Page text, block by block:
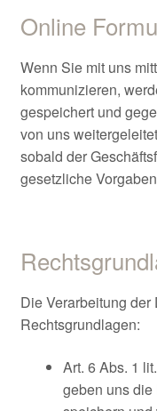
Online
Wenn Sie mit uns
kommunizieren,
gespeichert und
von uns
sobald der
gesetzliche
Die Verarbeitung
Rechtsgrundlagen:
Art. 6 Abs. 1
geben uns